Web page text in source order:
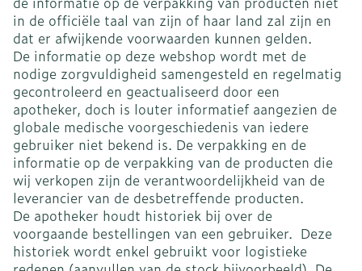
in de officiële taal van zijn of haar land zal zijn en
dat er afwijkende voorwaarden kunnen gelden.
De informatie op deze webshop wordt met de
nodige zorgvuldigheid samengesteld en regelmatig
gecontroleerd en geactualiseerd door een
apotheker, doch is louter informatief aangezien de
globale medische voorgeschiedenis van iedere
gebruiker niet bekend is. De verpakking en de
informatie op de verpakking van de producten die
wij verkopen zijn de verantwoordelijkheid van de
leverancier van de desbetreffende producten.
De apotheker houdt historiek bij over de
voorgaande bestellingen van een gebruiker. Deze
historiek wordt enkel gebruikt voor logistieke